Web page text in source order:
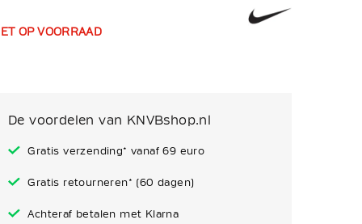
OP VOORRAAD
De voordelen van KNVBshop.nl
Gratis verzending* vanaf 69 euro
Gratis retourneren* (60 dagen)
Achteraf betalen met Klarna